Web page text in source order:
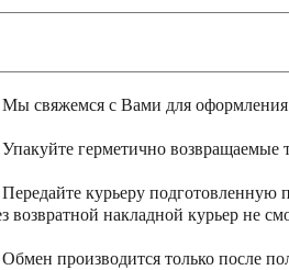
свяжемся с Вами для
Упакуйте герметично возвращаемые
курьеру подготовленную
возвратной накладной курьер не
Обмен производится только после